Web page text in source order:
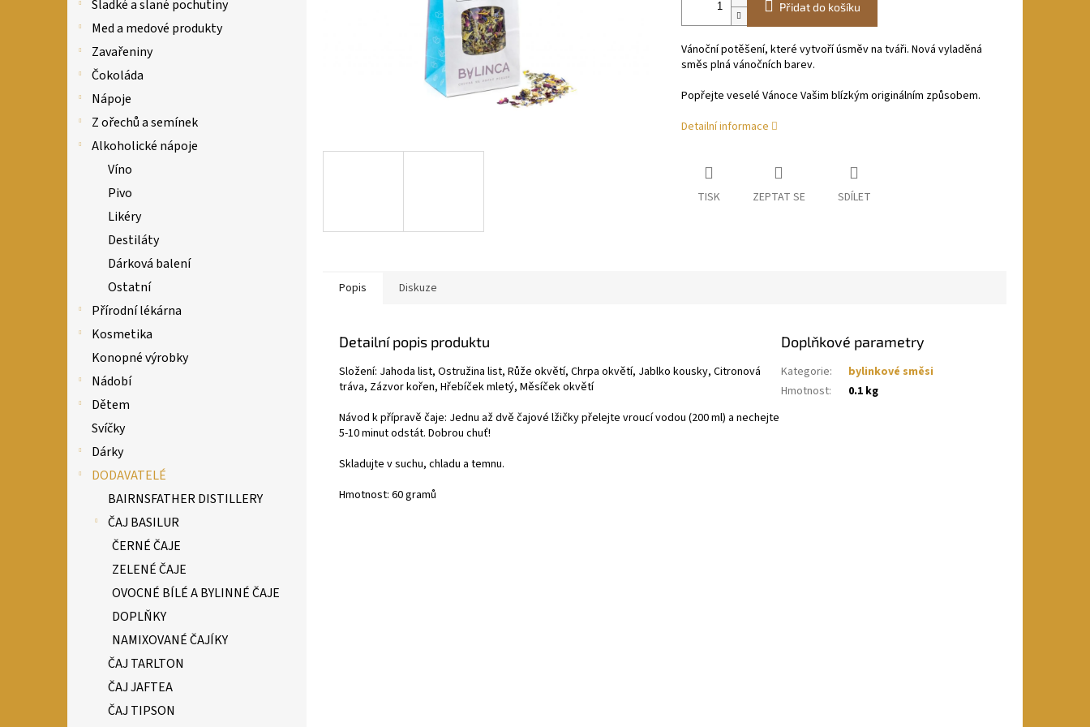
Sladké a slané pochutiny
Med a medové produkty
Zavařeniny
Čokoláda
Nápoje
Z ořechů a semínek
Alkoholické nápoje
Víno
Pivo
Likéry
Destiláty
Dárková balení
Ostatní
Přírodní lékárna
Kosmetika
Konopné výrobky
Nádobí
Dětem
Svíčky
Dárky
DODAVATELÉ
BAIRNSFATHER DISTILLERY
ČAJ BASILUR
ČERNÉ ČAJE
ZELENÉ ČAJE
OVOCNÉ BÍLÉ A BYLINNÉ ČAJE
DOPLŇKY
NAMIXOVANÉ ČAJÍKY
ČAJ TARLTON
ČAJ JAFTEA
ČAJ TIPSON
Přidat do košíku
Vánoční potěšení, které vytvoří úsměv na tváři. Nová vyladěná
směs plná vánočních barev.
Popřejte veselé Vánoce Vašim blízkým originálním způsobem.
Detailní informace
TISK ZEPTAT SE SDÍLET
Popis Diskuze
Detailní popis produktu
Složení: Jahoda list, Ostružina list, Růže okvětí, Chrpa okvětí, Jablko kousky, Citronová
tráva, Zázvor kořen, Hřebíček mletý, Měsíček okvětí
Návod k přípravě čaje: Jednu až dvě čajové lžičky přelejte vroucí vodou (200 ml) a nechejte
5-10 minut odstát. Dobrou chuť!
Skladujte v suchu, chladu a temnu.
Hmotnost: 60 gramů
Doplňkové parametry
Kategorie:
bylinkové směsi
Hmotnost: 0.1 kg